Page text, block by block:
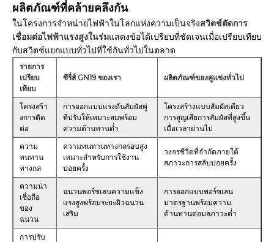
ผลิตภัณฑ์ที่คล้ายคลึงกัน
ในโครงการจำหน่ายไฟฟ้าในโลกแห่งความเป็นจริงสวิตช์ตัดการ
เชื่อมต่อไฟฟ้าแรงสูงในร่มแสดงข้อได้เปรียบที่ชัดเจนเมื่อเปรียบเทียบ
กับสวิตช์แยกแบบทั่วไปที่ใช้กันทั่วไปในตลาด
รายการ
เปรียบ
เทียบ
ซีรี่ส์ GN19 ของเรา ผลิตภัณฑ์ของคู่แข่งทั่วไป
โครงสร้า
งการติด
ต่อ
การออกแบบแรงดันสัมผัสคู่
ที่ปรับให้เหมาะสมพร้อม
ความต้านทานต่ำ
โครงสร้างแบบสัมผัสเดียว
การสูญเสียการสัมผัสที่สูงขึ้น
เมื่อเวลาผ่านไป
ความ
ทนทาน
ทางกล
ความทนทานทางกลรอบสูง
เหมาะสำหรับการใช้งาน
บ่อยครั้ง
วงจรชีวิตที่จำกัดภายใต้
สภาวะการสลับบ่อยครั้ง
ความน่า
เชื่อถือ
ของ
ฉนวน
ฉนวนพอร์ซเลนความแข็ง
แรงสูงพร้อมระยะผิวฉนวน
เสริม
การออกแบบพอร์ซเลน
มาตรฐานพร้อมความ
ต้านทานต่อมลภาวะต่ำ
การปรับ